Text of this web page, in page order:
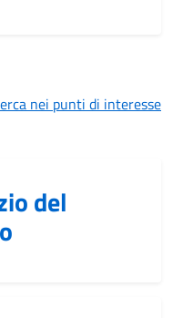
nei punti di interesse
del